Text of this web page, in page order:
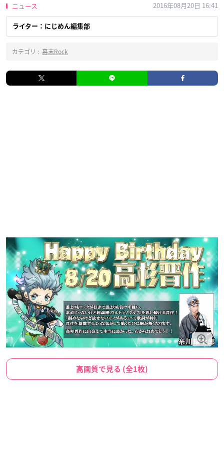
ニュース 2016年08月20日 16:41
ライター：にじめん編集部
カテゴリ : 幕末Rock
高画質で見る (全1枚)